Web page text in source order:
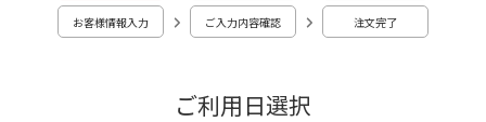
ご利用日選択
お客様情報入力 ご入力内容確認 注文完了